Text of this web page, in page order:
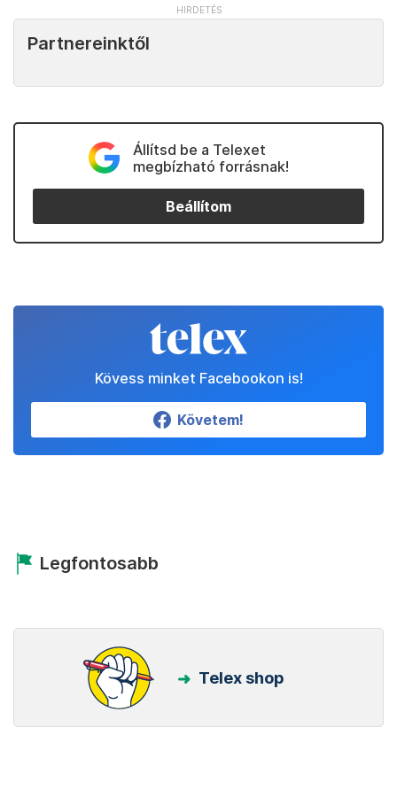
Partnereinktől
Állítsd be a Telexet
megbízható forrásnak!
Beállítom
Kövess minket Facebookon is!
Követem!
Legfontosabb
Telex shop